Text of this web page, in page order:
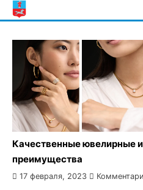
Skip
to
Качественные ювелирные
преимущества
17 февраля, 2023